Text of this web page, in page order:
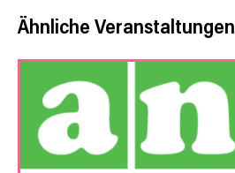
Ähnliche Veranstaltungen